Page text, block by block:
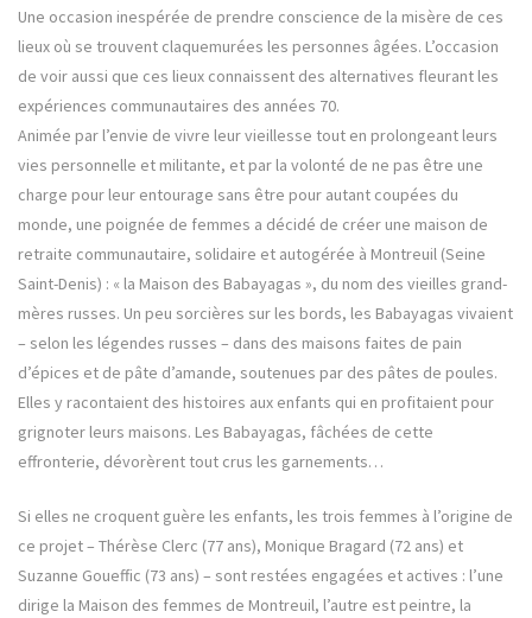
Une occasion inespérée de prendre conscience de la misère de ces
lieux où se trouvent claquemurées les personnes âgées. L’occasion
de voir aussi que ces lieux connaissent des alternatives fleurant les
expériences communautaires des années 70.
Animée par l’envie de vivre leur vieillesse tout en prolongeant leurs
vies personnelle et militante, et par la volonté de ne pas être une
charge pour leur entourage sans être pour autant coupées du
monde, une poignée de femmes a décidé de créer une maison de
retraite communautaire, solidaire et autogérée à Montreuil (Seine
Saint-Denis) : « la Maison des Babayagas », du nom des vieilles grand-
mères russes. Un peu sorcières sur les bords, les Babayagas vivaient
– selon les légendes russes – dans des maisons faites de pain
d’épices et de pâte d’amande, soutenues par des pâtes de poules.
Elles y racontaient des histoires aux enfants qui en profitaient pour
grignoter leurs maisons. Les Babayagas, fâchées de cette
effronterie, dévorèrent tout crus les garnements…
Si elles ne croquent guère les enfants, les trois femmes à l’origine de
ce projet – Thérèse Clerc (77 ans), Monique Bragard (72 ans) et
Suzanne Goueffic (73 ans) – sont restées engagées et actives : l’une
dirige la Maison des femmes de Montreuil, l’autre est peintre, la